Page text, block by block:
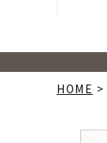
HOME